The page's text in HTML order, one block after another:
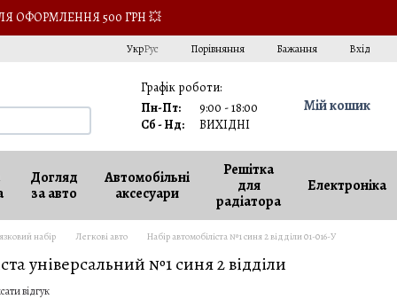
ОФОРМЛЕННЯ 500 ГРН 💥
УкрРус Порівняння Бажання Вхід
Графік роботи:
Пн-Пт:
9:00 - 18:00
Сб - Нд:
ВИХІДНІ
Мій кошик
Догляд
за авто
Автомобільні
аксесуари
Решітка
для
радіатора
Електроніка
набір Легкові авто Набір автомобіліста №1 синя 2 відділи 01-016-У
універсальний №1 синя 2 відділи
відгук